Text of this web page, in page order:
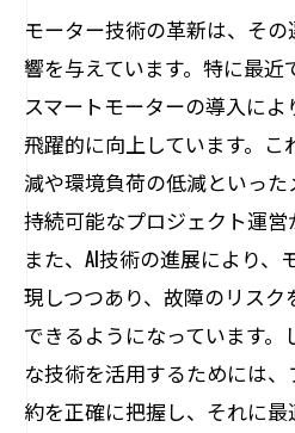
モーター技術の革新は、そ
響を与えています。特に最
スマートモーターの導入に
飛躍的に向上しています。こ
減や環境負荷の低減といっ
持続可能なプロジェクト運営
また、AI技術の進展により、
現しつつあり、故障のリス
できるようになっています
な技術を活用するためには
約を正確に把握し、それに